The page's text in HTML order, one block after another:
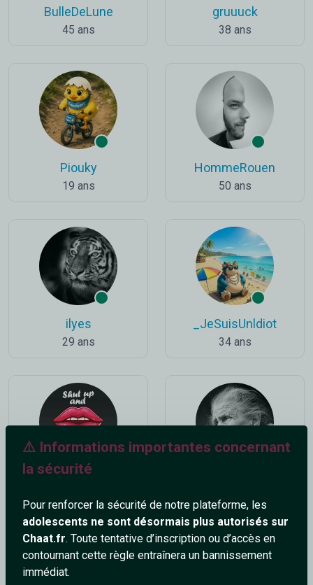
⚠️ Informations importantes concernant
la sécurité
Pour renforcer la sécurité de notre plateforme, les
adolescents ne sont désormais plus autorisés sur
Chaat.fr. Toute tentative d’inscription ou d’accès en
contournant cette règle entraînera un bannissement
immédiat.
BulleDeLune
45 ans
gruuuck
38 ans
Piouky
19 ans
HommeRouen
50 ans
ilyes
29 ans
_JeSuisUnldiot
34 ans
86 ans 41 ans